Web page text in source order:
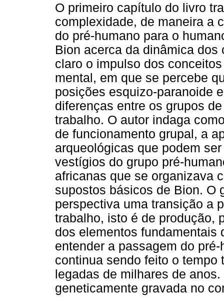
O primeiro capítulo do livro
complexidade, de maneira a
do pré-humano para o
Bion acerca da dinâmica
claro o impulso dos
mental, em que se percebe
posições esquizo-paranoide
diferenças entre os grupos
trabalho. O autor indaga
de funcionamento grupal, a
arqueológicas que podem
vestígios do grupo pré-
africanas que se organizava
supostos básicos de Bion. O
perspectiva uma transição a
trabalho, isto é de produção,
dos elementos fundamentais
entender a passagem do
continua sendo feito o
legadas de milhares de
geneticamente gravada no